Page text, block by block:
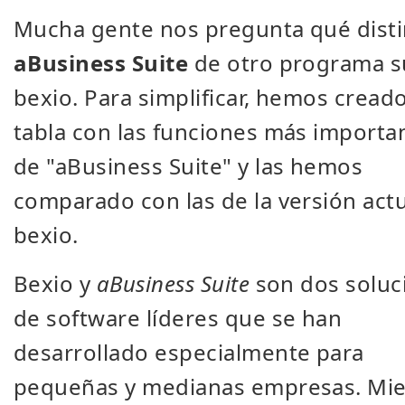
Mucha gente nos pregunta qué
aBusiness Suite de otro programa
bexio. Para simplificar, hemos
tabla con las funciones más
de "aBusiness Suite" y las hemos
comparado con las de la versión
bexio.
Bexio y aBusiness Suite son dos
de software líderes que se han
desarrollado especialmente para
pequeñas y medianas empresas.